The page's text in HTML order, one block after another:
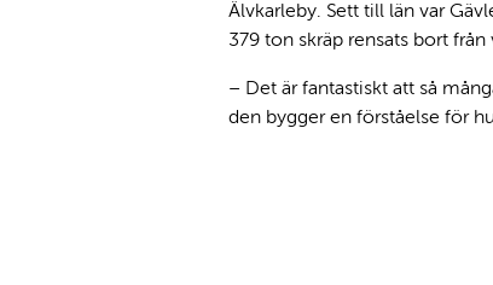
Älvkarleby. Sett till län var
379 ton skräp rensats bort från
– Det är fantastiskt att så
den bygger en förståelse för